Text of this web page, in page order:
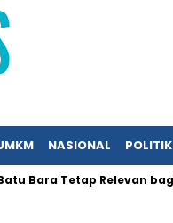
NASIONAL POLITIK
Tetap Relevan bagi Asia